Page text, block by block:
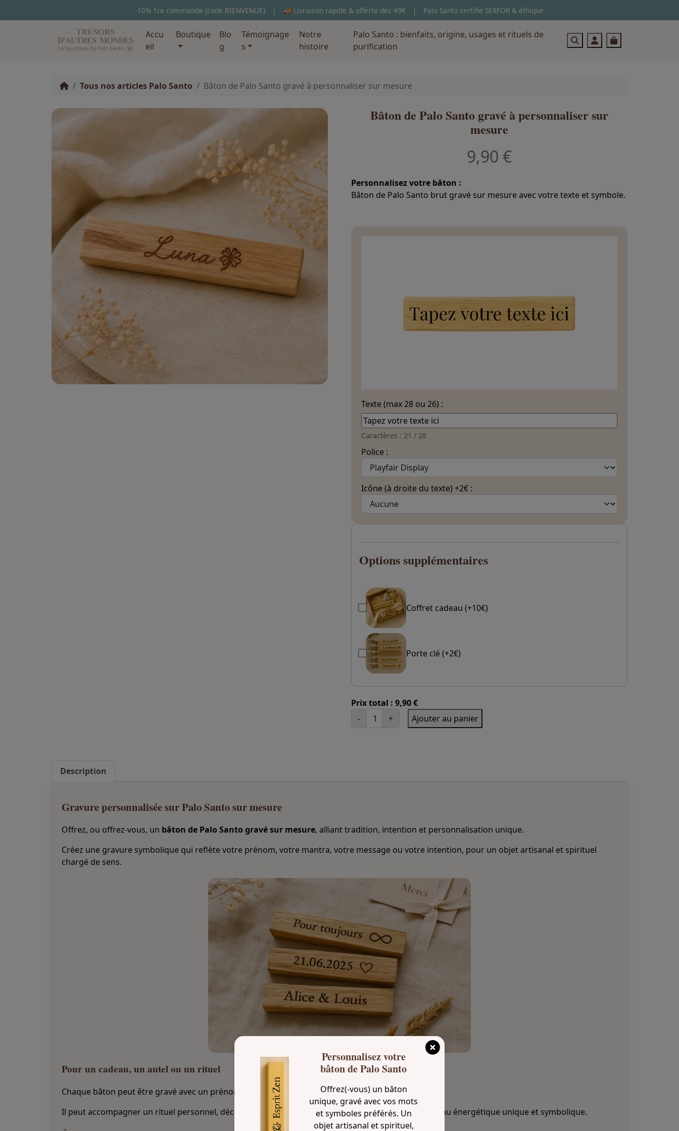
-10% 1re commande (code BIENVENUE) 🚚 Livraison rapide & offerte dès 49€ Palo Santo certifié SERFOR & éthique
Accu
eil
Boutique
Blo
g
Témoignage
s
Notre
histoire
Palo Santo : bienfaits, origine, usages et rituels de
purification
SearchAccount
Cart
Tous nos articles Palo Santo Bâton de Palo Santo gravé à personnaliser sur mesure
Bâton de Palo Santo gravé à personnaliser sur
mesure
9,90 €
Personnalisez votre bâton :
Bâton de Palo Santo brut gravé sur mesure avec votre texte et symbole.
Texte (max 28 ou 26) :
Caractères : 21 / 28
Police :
Icône (à droite du texte) +2€ :
Options supplémentaires
Coffret cadeau (+10€)
Porte clé (+2€)
Prix total : 9,90 €
-
â
o
S
a
n
t
o
g
r
a
v
é
à
p
e
s
o
n
l
i
s
+ Ajouter au panier
Description
Gravure personnalisée sur Palo Santo sur mesure
Offrez, ou offrez-vous, un bâton de Palo Santo gravé sur mesure, alliant tradition, intention et personnalisation unique.
Créez une gravure symbolique qui reflète votre prénom, votre mantra, votre message ou votre intention, pour un objet artisanal et spirituel
chargé de sens.
Pour un cadeau, un autel ou un rituel
Chaque bâton peut être gravé avec un prénom, un mot, une date ou un symbole de votre choix.
Il peut accompagner un rituel personnel, décorer un autel, porter une intention ou devenir un cadeau énergétique unique et symbolique.
Personnalisez votre
bâton de Palo Santo
Offrez(-vous) un bâton
unique, gravé avec vos mots
et symboles préférés. Un
objet artisanal et spirituel,